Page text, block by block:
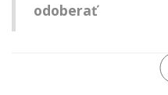
odoberať